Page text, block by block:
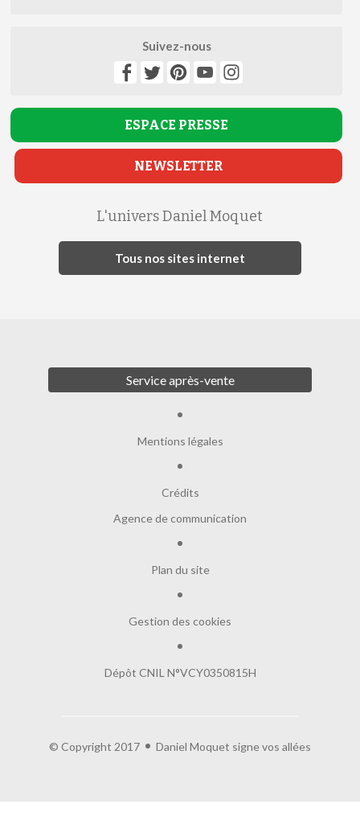
Suivez-nous
ESPACE PRESSE
NEWSLETTER
L'univers Daniel Moquet
Tous nos sites internet
Service après-vente
Mentions légales
Crédits
Agence de communication
Plan du site
Gestion des cookies
Dépôt CNIL N°VCY0350815H
© Copyright 2017 Daniel Moquet signe vos allées
de ce site vous intéresse